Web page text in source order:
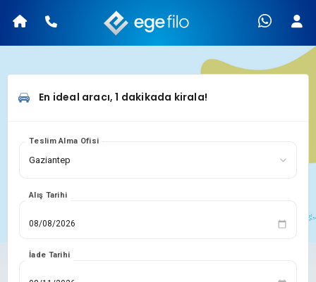
En ideal aracı, 1 dakikada kirala!
Teslim Alma Ofisi
Alış Tarihi
İade Tarihi